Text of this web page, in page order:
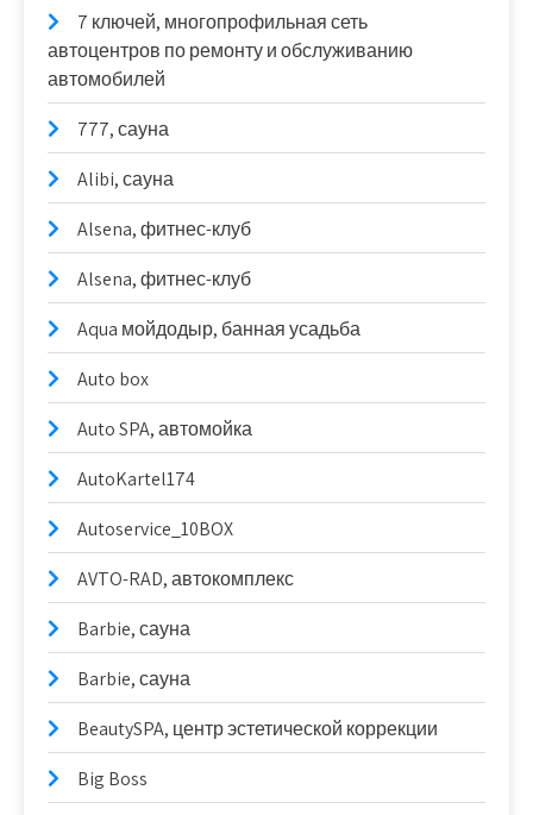
7 ключей, многопрофильная сеть
автоцентров по ремонту и обслуживанию
автомобилей
777, сауна
Alibi, сауна
Alsena, фитнес-клуб
Alsena, фитнес-клуб
Aqua мойдодыр, банная усадьба
Auto box
Auto SPA, автомойка
AutoKartel174
Autoservice_10BOX
AVTO-RAD, автокомплекс
Barbie, сауна
Barbie, сауна
BeautySPA, центр эстетической коррекции
Big Boss